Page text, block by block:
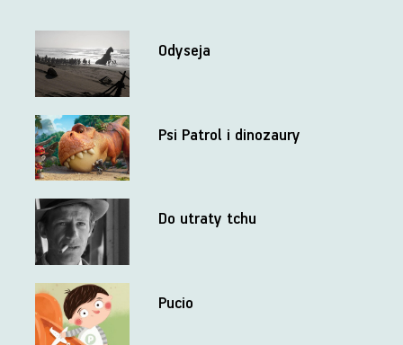
Odyseja
Psi Patrol i dinozaury
Do utraty tchu
Pucio